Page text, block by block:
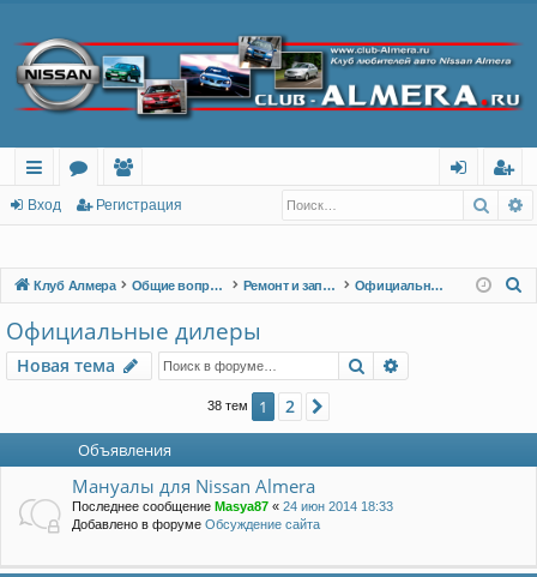
с
лк
о
м
ол
ов
ел
ег
тр
Вход Регистрация
Клуб Алмера Общие вопросы Ремонт и запчасти Официальные дилеры
Официальные дилеры
Новая тема Поиск
38 тем 1 2
Объявления
Мануалы для Nissan Almera
Последнее сообщение Masya87 « 24 июн 2014 18:33
Добавлено в форуме Обсуждение сайта